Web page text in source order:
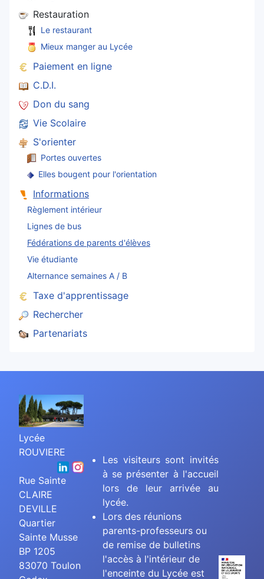
Restauration
Le restaurant
Mieux manger au Lycée
Paiement en ligne
C.D.I.
Don du sang
Vie Scolaire
S'orienter
Portes ouvertes
Elles bougent pour l'orientation
Informations
Règlement intérieur
Lignes de bus
Fédérations de parents d'élèves
Vie étudiante
Alternance semaines A / B
Taxe d'apprentissage
Rechercher
Partenariats
Lycée
ROUVIERE
Rue Sainte
CLAIRE
DEVILLE
Quartier
Sainte Musse
BP 1205
83070 Toulon
Les visiteurs sont invités
à se présenter à l'accueil
lors de leur arrivée au
lycée.
Lors des réunions
parents-professeurs ou
de remise de bulletins
l'accès à l'intérieur de
l'enceinte du Lycée est